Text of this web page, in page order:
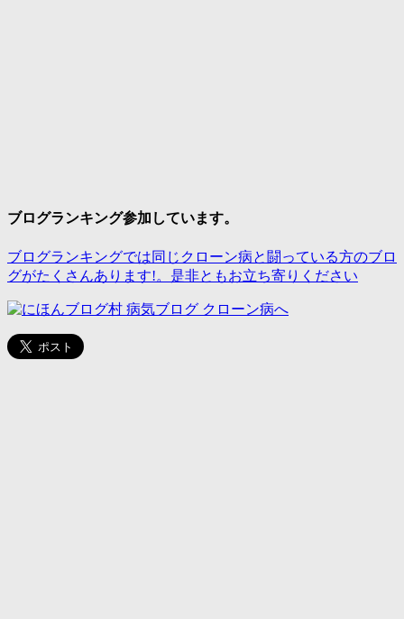
ブログランキング参加しています。
ブログランキングでは同じクローン病と闘っている方のブロ
グがたくさんあります!。是非ともお立ち寄りください